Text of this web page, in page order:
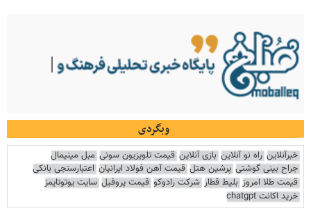
وبگردی
خبرآنلاین راه نو آنلاین بازی آنلاین قیمت تلویزیون سونی مبل مینیمال
جراح بینی گوشتی پرشین هتل قیمت آهن فولاد ایرانیان اعتبارسنجی بانکی
قیمت طلا امروز بلیط قطار شرکت رادوکو قیمت پروفیل سایت یوتوتایمز
خرید اکانت chatgpt